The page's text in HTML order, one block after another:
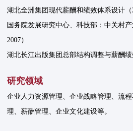
湖北全洲集团现代薪酬和绩效体系设计（
国务院发展研究中心、科技部：中关村
2007）
湖北长江出版集团总部结构调整与薪酬绩
研究领域
企业人力资源管理、企业战略管理、流
理、薪酬管理、企业文化建设等。